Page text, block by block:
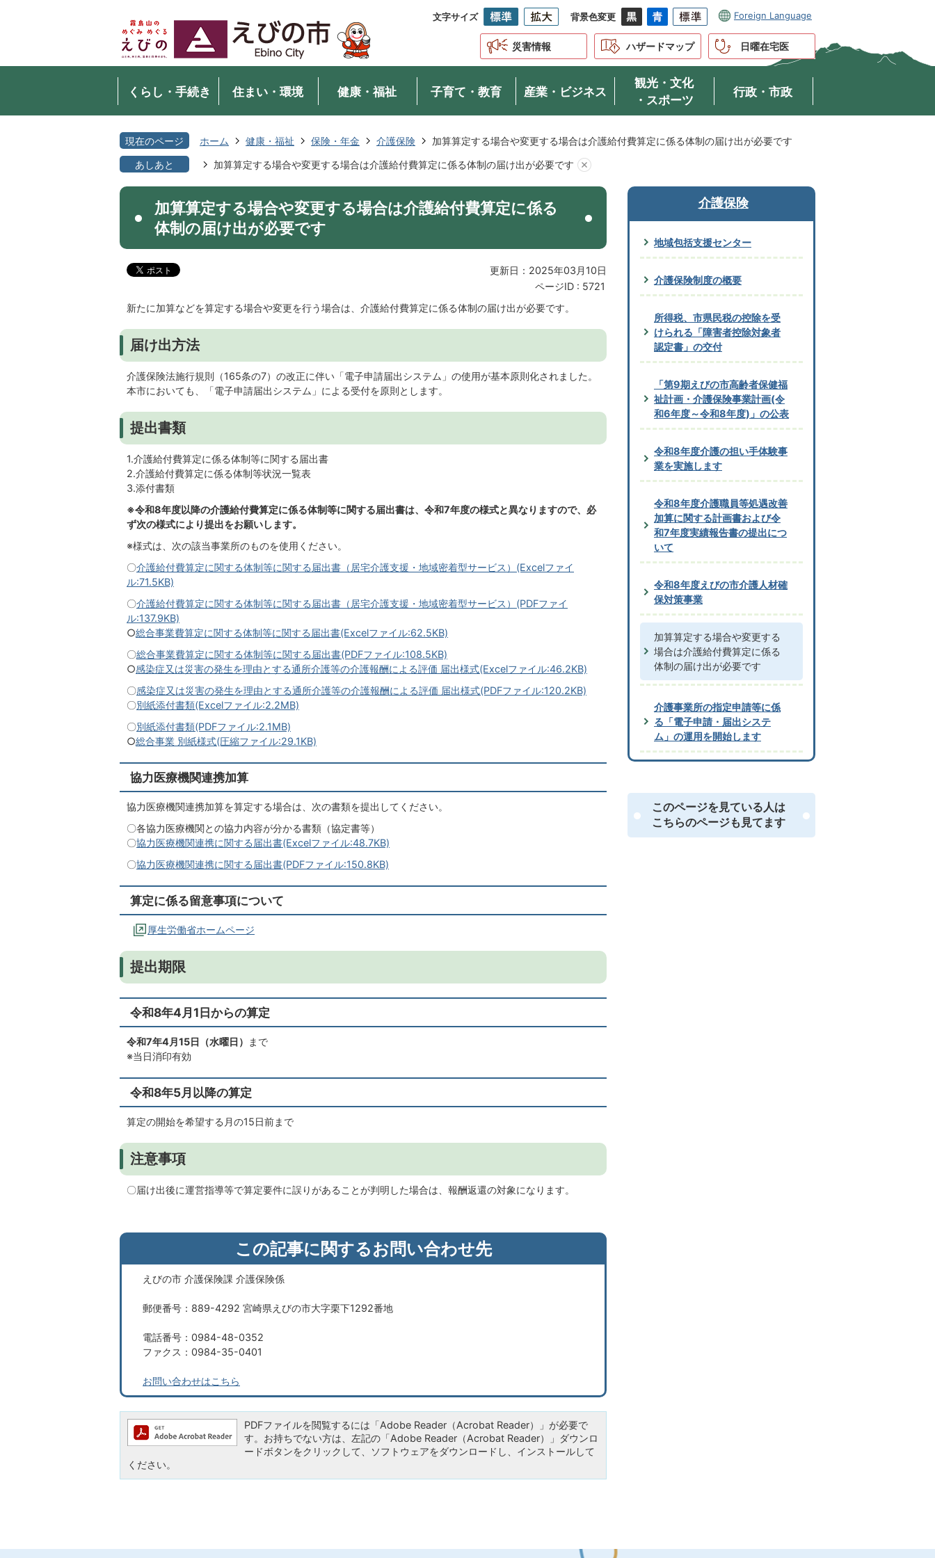
文字サイズ 背景色変更 Foreign Language
災害情報 ハザードマップ 日曜在宅医
くらし・手続き 住まい・環境 健康・福祉 子育て・教育 産業・ビジネス
観光・文化
・スポーツ
行政・市政
現在のページ ホーム 健康・福祉 保険・年金 介護保険
加算算定する場合や変更する場合は介護給付費算定に係る体制の届け出が必要です
あしあと
加算算定する場合や変更する場合は介護給付費算定に係る体制の届け出が必要です
加算算定する場合や変更する場合は介護給付費算定に係る
体制の届け出が必要です
更新日：2025年03月10日
ページID : 5721
新たに加算などを算定する場合や変更を行う場合は、介護給付費算定に係る体制の届け出が必要です。
届け出方法
介護保険法施行規則（165条の7）の改正に伴い「電子申請届出システム」の使用が基本原則化されました。
本市においても、「電子申請届出システム」による受付を原則とします。
提出書類
1.介護給付費算定に係る体制等に関する届出書
2.介護給付費算定に係る体制等状況一覧表
3.添付書類
※令和8年度以降の介護給付費算定に係る体制等に関する届出書は、令和7年度の様式と異なりますので、必
ず次の様式により提出をお願いします。
※様式は、次の該当事業所のものを使用ください。
〇介護給付費算定に関する体制等に関する届出書（居宅介護支援・地域密着型サービス）(Excelファイ
ル:71.5KB)
〇介護給付費算定に関する体制等に関する届出書（居宅介護支援・地域密着型サービス）(PDFファイ
ル:137.9KB)
○総合事業費算定に関する体制等に関する届出書(Excelファイル:62.5KB)
〇総合事業費算定に関する体制等に関する届出書(PDFファイル:108.5KB)
○感染症又は災害の発生を理由とする通所介護等の介護報酬による評価 届出様式(Excelファイル:46.2KB)
〇感染症又は災害の発生を理由とする通所介護等の介護報酬による評価 届出様式(PDFファイル:120.2KB)
〇別紙添付書類(Excelファイル:2.2MB)
〇別紙添付書類(PDFファイル:2.1MB)
○総合事業 別紙様式(圧縮ファイル:29.1KB)
協力医療機関連携加算
協力医療機関連携加算を算定する場合は、次の書類を提出してください。
〇各協力医療機関との協力内容が分かる書類（協定書等）
〇協力医療機関連携に関する届出書(Excelファイル:48.7KB)
〇協力医療機関連携に関する届出書(PDFファイル:150.8KB)
算定に係る留意事項について
厚生労働省ホームページ
提出期限
令和8年4月1日からの算定
令和7年4月15日（水曜日）
まで
※当日消印有効
令和8年5月以降の算定
算定の開始を希望する月の15日前まで
注意事項
〇届け出後に運営指導等で算定要件に誤りがあることが判明した場合は、報酬返還の対象になります。
この記事に関するお問い合わせ先
えびの市 介護保険課 介護保険係
郵便番号：889-4292 宮崎県えびの市大字栗下1292番地
電話番号：0984-48-0352
ファクス：0984-35-0401
お問い合わせはこちら
PDFファイルを閲覧するには「Adobe Reader（Acrobat Reader）」が必要で
す。お持ちでない方は、左記の「Adobe Reader（Acrobat Reader）」ダウンロ
ードボタンをクリックして、ソフトウェアをダウンロードし、インストールして
ください。
介護保険
地域包括支援センター
介護保険制度の概要
所得税、市県民税の控除を受
けられる「障害者控除対象者
認定書」の交付
「第9期えびの市高齢者保健福
祉計画・介護保険事業計画(令
和6年度～令和8年度)」の公表
令和8年度介護の担い手体験事
業を実施します
令和8年度介護職員等処遇改善
加算に関する計画書および令
和7年度実績報告書の提出につ
いて
令和8年度えびの市介護人材確
保対策事業
加算算定する場合や変更する
場合は介護給付費算定に係る
体制の届け出が必要です
介護事業所の指定申請等に係
る「電子申請・届出システ
ム」の運用を開始します
このページを見ている人は
こちらのページも見てます